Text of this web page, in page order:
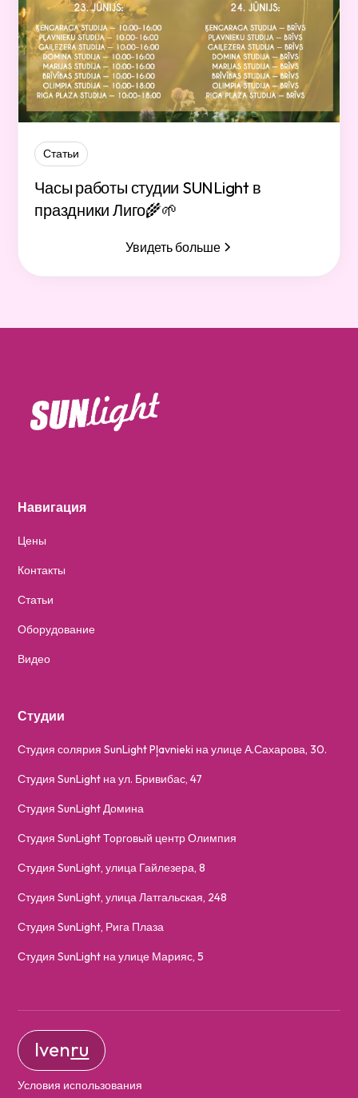
Статьи
Часы работы студии SUNLight в
праздники Лиго🌾🌱
Увидеть больше
Навигация
Цены
Контакты
Статьи
Оборудование
Видео
Студии
Студия солярия SunLight Pļavnieki на улице А.Сахарова, 30.
Студия SunLight на ул. Бривибас, 47
Студия SunLight Домина
Студия SunLight Торговый центр Олимпия
Студия SunLight, улица Гайлезера, 8
Студия SunLight, улица Латгальская, 248
Студия SunLight, Рига Плаза
Студия SunLight на улице Марияс, 5
Условия использования
lvenru